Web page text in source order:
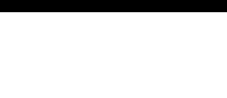
00:00 00:00